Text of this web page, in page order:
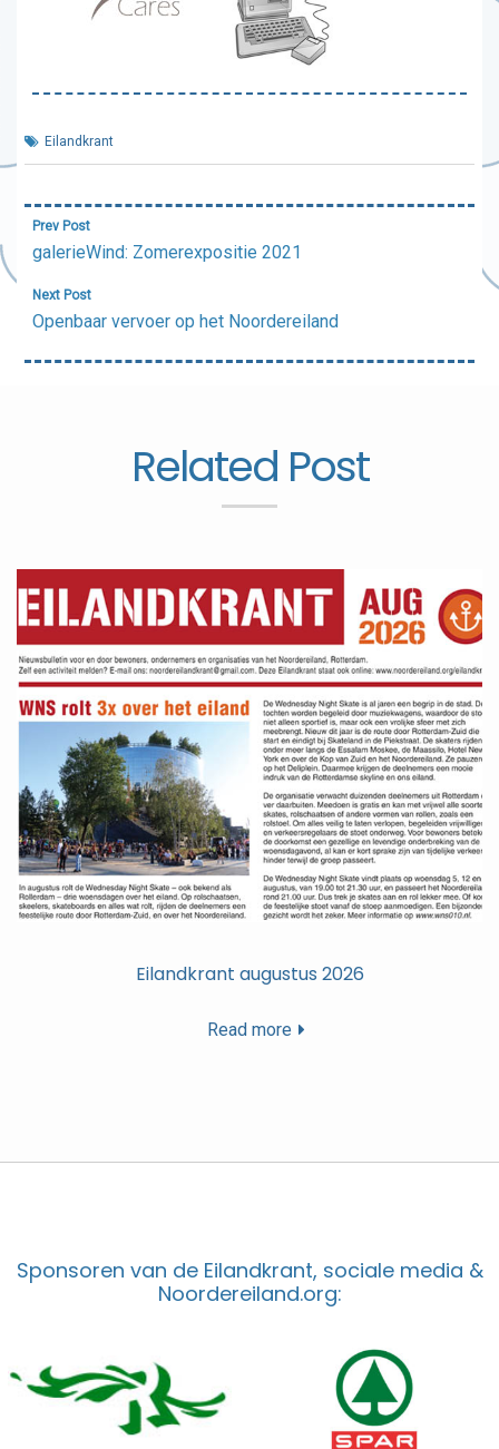
Eilandkrant
Bericht
navigatie
Prev Post
galerieWind: Zomerexpositie 2021
Next Post
Openbaar vervoer op het Noordereiland
Related Post
Eilandkrant augustus 2026
Read more
Sponsoren van de Eilandkrant, sociale media &
Noordereiland.org: